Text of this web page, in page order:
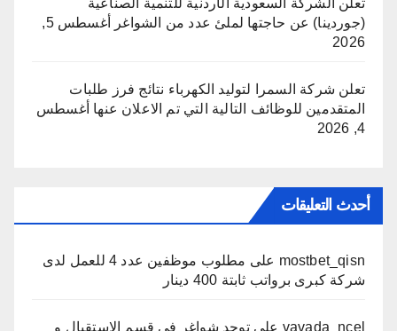
تعلن الشركة السعودية الأردنية للتنمية الصناعية
(جوردينا) عن حاجتها لملئ عدد من الشواغر
أغسطس 5,
2026
تعلن شركة السمرا لتوليد الكهرباء نتائج فرز طلبات
المتقدمين للوظائف التالية التي تم الاعلان عنها أغسطس
4, 2026
أحدث التعليقات
mostbet_qisn على
مطلوب موظفين عدد 4 للعمل لدى
شركة كبرى برواتب ثابتة 400 دينار
vavada_ncel علىتوجد شواغر في قسم الاستقبال و